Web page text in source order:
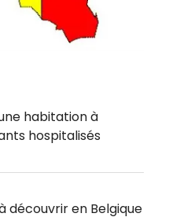
habitation à
hospitalisés
découvrir en Belgique